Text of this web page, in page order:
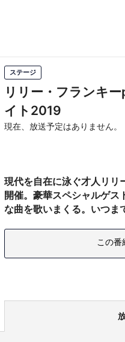
ステージ
リリー・フランキ
イト2019
現在、放送予定はありません。
現代を自在に泳ぐ才人リリ
開催。豪華スペシャルゲス
な曲を歌いまくる。いつま
この番